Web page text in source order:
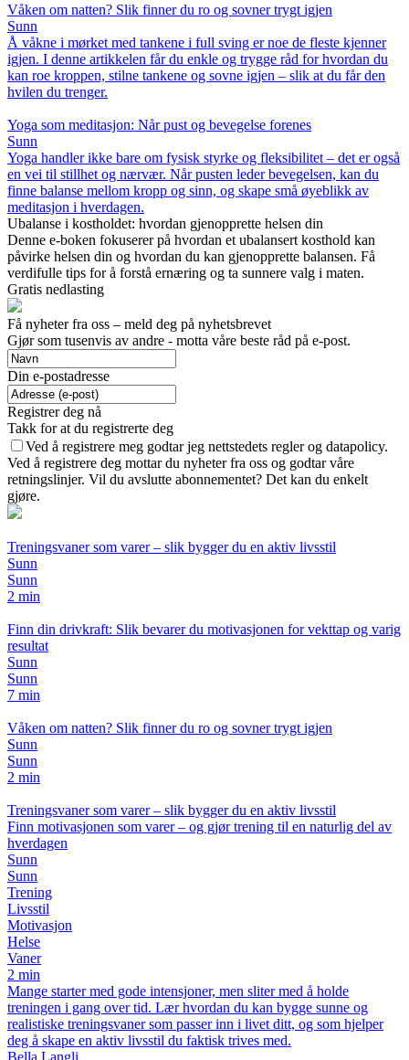
Våken om natten? Slik finner du ro og sovner trygt igjen
Sunn
Å våkne i mørket med tankene i full sving er noe de fleste kjenner
igjen. I denne artikkelen får du enkle og trygge råd for hvordan du
kan roe kroppen, stilne tankene og sovne igjen – slik at du får den
hvilen du trenger.
Yoga som meditasjon: Når pust og bevegelse forenes
Sunn
Yoga handler ikke bare om fysisk styrke og fleksibilitet – det er også
en vei til stillhet og nærvær. Når pusten leder bevegelsen, kan du
finne balanse mellom kropp og sinn, og skape små øyeblikk av
meditasjon i hverdagen.
Ubalanse i kostholdet: hvordan gjenopprette helsen din
Denne e-boken fokuserer på hvordan et ubalansert kosthold kan
påvirke helsen din og hvordan du kan gjenopprette balansen. Få
verdifulle tips for å forstå ernæring og ta sunnere valg i maten.
Gratis nedlasting
Få nyheter fra oss – meld deg på nyhetsbrevet
Gjør som tusenvis av andre - motta våre beste råd på e-post.
Din e-postadresse
Registrer deg nå
Takk for at du registrerte deg
Ved å registrere meg godtar jeg nettstedets regler og datapolicy.
Ved å registrere deg mottar du nyheter fra oss og godtar våre
retningslinjer. Vil du avslutte abonnementet? Det kan du enkelt
gjøre.
Treningsvaner som varer – slik bygger du en aktiv livsstil
Sunn
Sunn
2 min
Finn din drivkraft: Slik bevarer du motivasjonen for vekttap og varig
resultat
Sunn
Sunn
7 min
Våken om natten? Slik finner du ro og sovner trygt igjen
Sunn
Sunn
2 min
Treningsvaner som varer – slik bygger du en aktiv livsstil
Finn motivasjonen som varer – og gjør trening til en naturlig del av
hverdagen
Sunn
Sunn
Trening
Livsstil
Motivasjon
Helse
Vaner
2 min
Mange starter med gode intensjoner, men sliter med å holde
treningen i gang over tid. Lær hvordan du kan bygge sunne og
realistiske treningsvaner som passer inn i livet ditt, og som hjelper
deg å skape en aktiv livsstil du faktisk trives med.
Bella Langli